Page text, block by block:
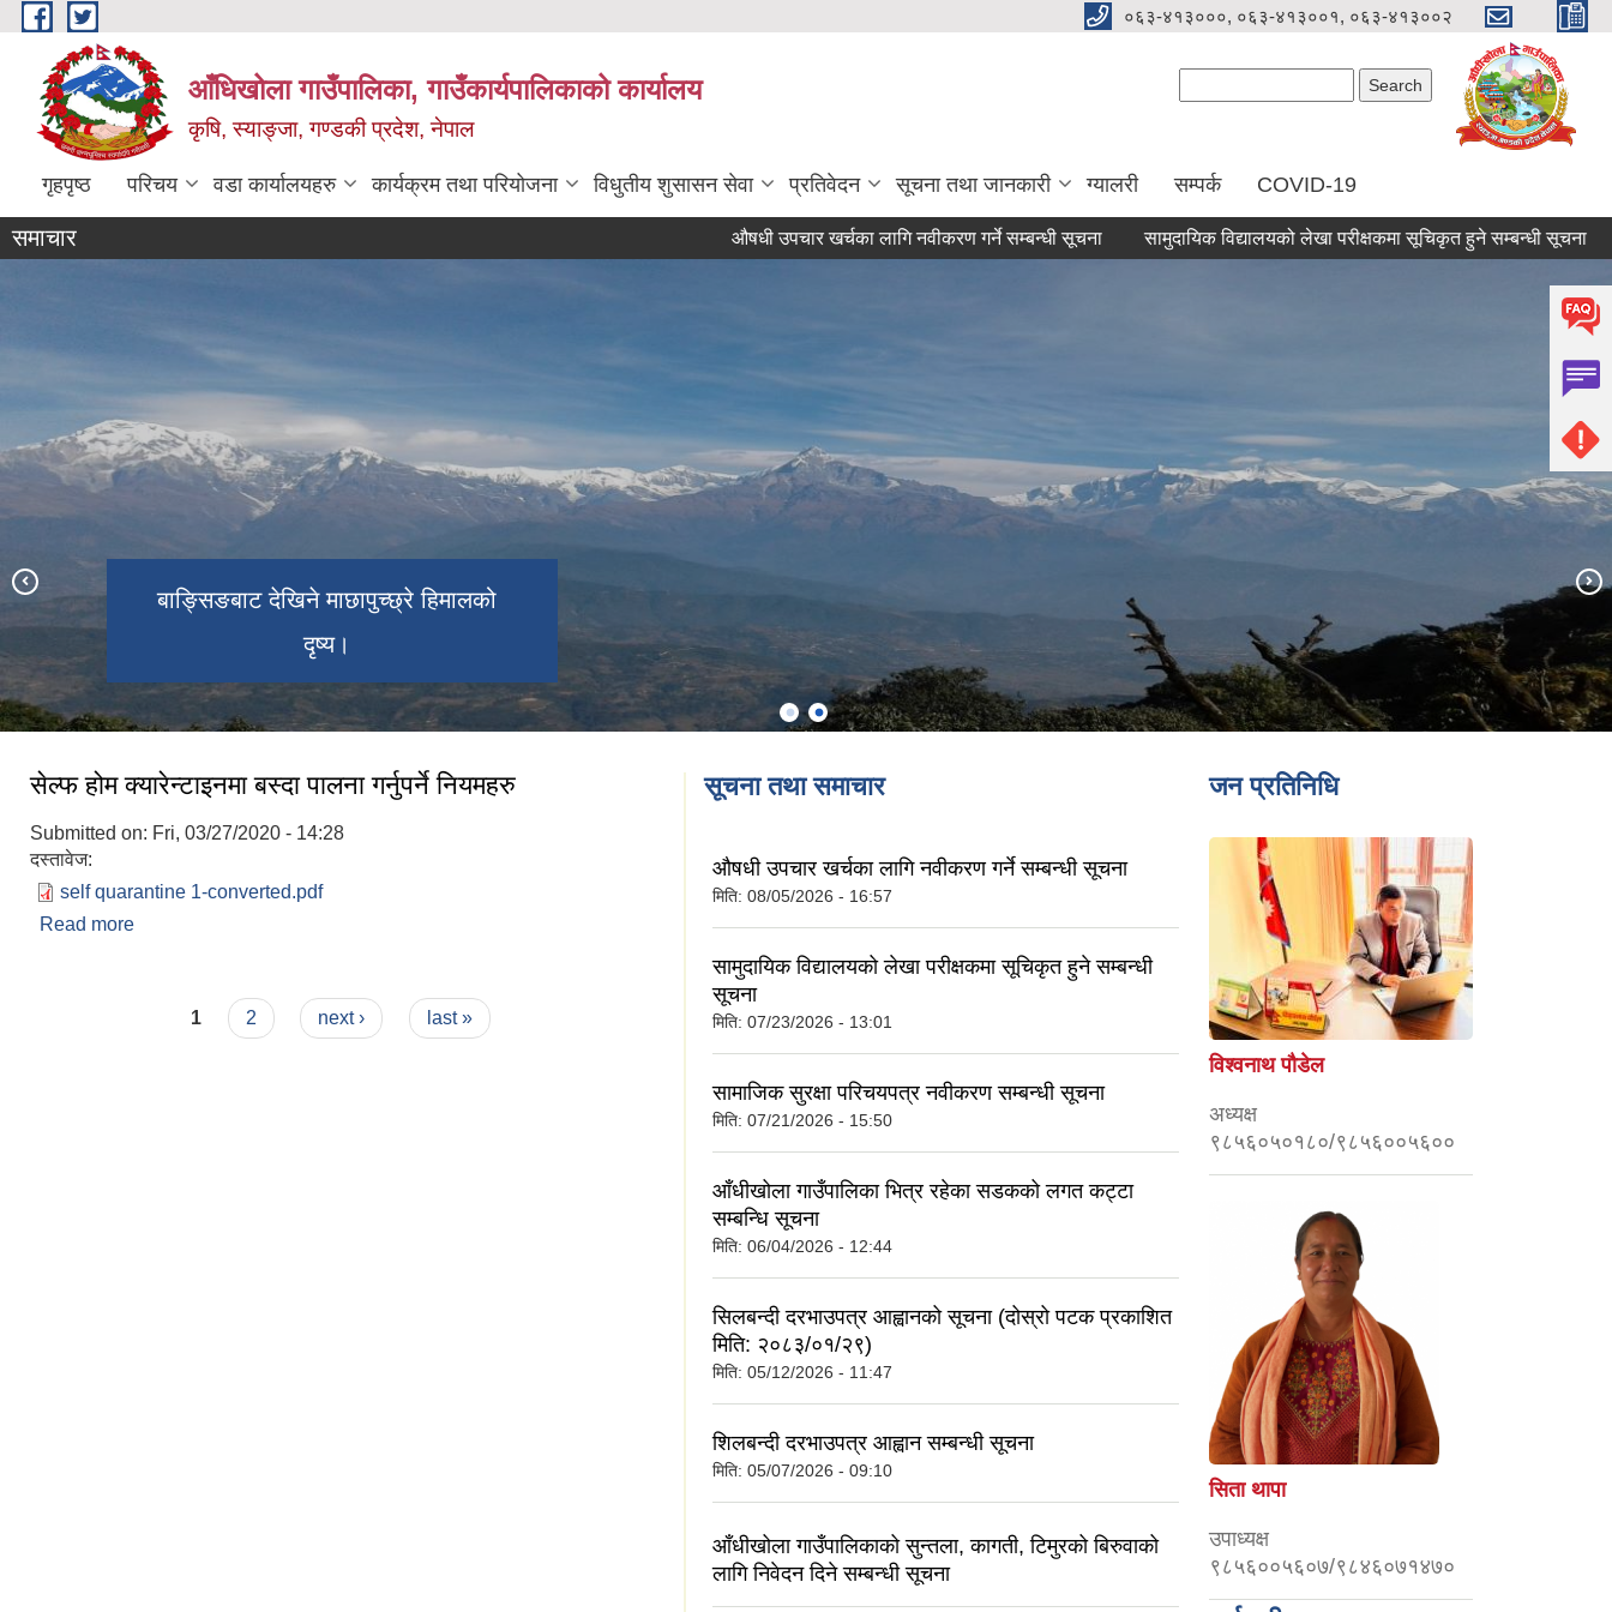
Skip to main content ०६३-४१३०००, ०६३-४१३००१, ०६३-४१३००२
आँधिखोला गाउँपालिका, गाउँकार्यपालिकाको कार्यालय
कृषि, स्याङ्जा, गण्डकी प्रदेश, नेपाल
गृहपृष्ठ परिचय वडा कार्यालयहरु कार्यक्रम तथा परियोजना विधुतीय शुसासन सेवा प्रतिवेदन सूचना तथा जानकारी ग्यालरी सम्पर्क COVID-19
समाचार औषधी उपचार खर्चका लागि नवीकरण गर्ने सम्बन्धी सूचना सामुदायिक विद्यालयको लेखा परीक्षकमा सूचिकृत हुने सम्बन्धी सूचना
नेपालको पहिलो पर्यटन गाउँ सिरुवारीबाट
बिहानको समयमा देखिने दृष्य।
बाङ्सिङबाट देखिने माछापुच्छ्रे हिमालको
दृष्य।
सेल्फ होम क्यारेन्टाइनमा बस्दा पालना गर्नुपर्ने नियमहरु
Submitted on: Fri, 03/27/2020 - 14:28
दस्तावेज:
self quarantine 1-converted.pdf
Read more
1 2 next › last »
सूचना तथा समाचार
औषधी उपचार खर्चका लागि नवीकरण गर्ने सम्बन्धी सूचना
मिति: 08/05/2026 - 16:57
सामुदायिक विद्यालयको लेखा परीक्षकमा सूचिकृत हुने सम्बन्धी
सूचना
मिति: 07/23/2026 - 13:01
सामाजिक सुरक्षा परिचयपत्र नवीकरण सम्बन्धी सूचना
मिति: 07/21/2026 - 15:50
आँधीखोला गाउँपालिका भित्र रहेका सडकको लगत कट्टा
सम्बन्धि सूचना
मिति: 06/04/2026 - 12:44
सिलबन्दी दरभाउपत्र आह्वानको सूचना (दोस्रो पटक प्रकाशित
मिति: २०८३/०१/२९)
मिति: 05/12/2026 - 11:47
शिलबन्दी दरभाउपत्र आह्वान सम्बन्धी सूचना
मिति: 05/07/2026 - 09:10
आँधीखोला गाउँपालिकाको सुन्तला, कागती, टिमुरको बिरुवाको
लागि निवेदन दिने सम्बन्धी सूचना
जन प्रतिनिधि
विश्वनाथ पौडेल
अध्यक्ष
९८५६०५०१८०/९८५६००५६००
सिता थापा
उपाध्यक्ष
९८५६००५६०७/९८४६०७१४७०